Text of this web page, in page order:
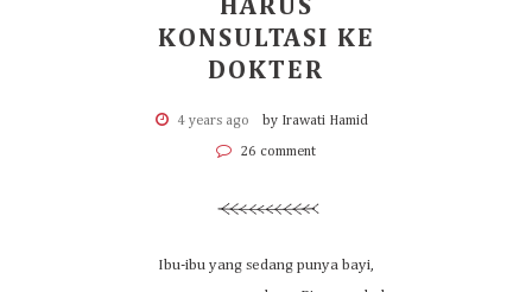
HARUS
KONSULTASI KE
DOKTER
4 years ago by Irawati Hamid
26 comment
Ibu-ibu yang sedang punya bayi,